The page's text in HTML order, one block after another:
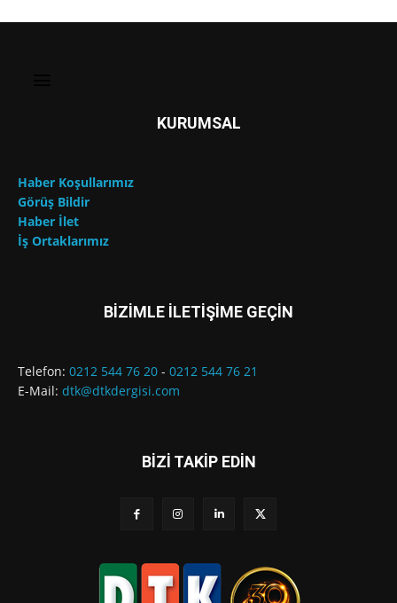
KURUMSAL
Haber Koşullarımız
Görüş Bildir
Haber İlet
İş Ortaklarımız
BİZİMLE İLETİŞİME GEÇİN
Telefon: 0212 544 76 20 - 0212 544 76 21
E-Mail: dtk@dtkdergisi.com
BİZİ TAKİP EDİN